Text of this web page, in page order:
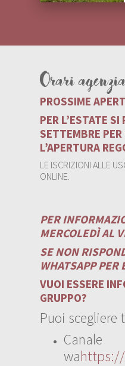
Orari
PROSSIME
PER L’ESTATE
SETTEMBRE
L’APERTURA
LE ISCRIZIONI ALLE
ONLINE.
PER
MERCOLEDÌ AL
SE NON
WHATSAPP PER
VUOI ESSERE
GRUPPO?
Puoi scegliere
Canale
wahttps://